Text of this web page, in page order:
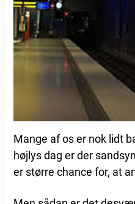
Mange af os er nok lidt
højlys dag er der
er større chance for, at